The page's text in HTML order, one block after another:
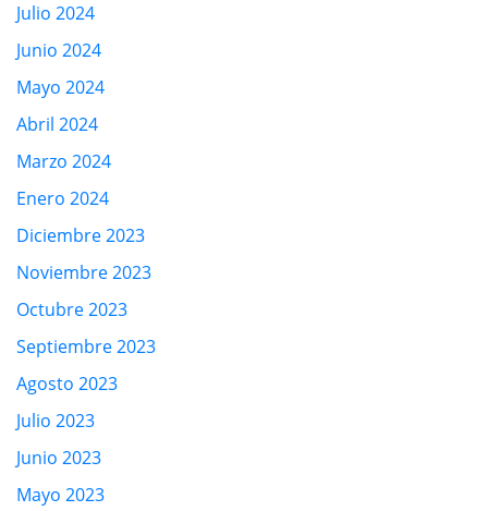
Julio 2024
Junio 2024
Mayo 2024
Abril 2024
Marzo 2024
Enero 2024
Diciembre 2023
Noviembre 2023
Octubre 2023
Septiembre 2023
Agosto 2023
Julio 2023
Junio 2023
Mayo 2023